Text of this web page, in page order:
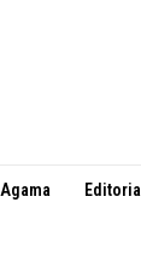
Agama Editorial